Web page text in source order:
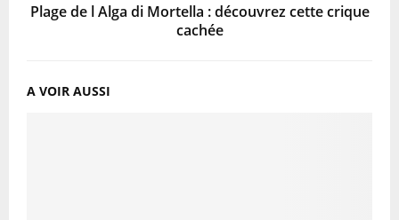
Plage de l Alga di Mortella : découvrez cette crique
cachée
A VOIR AUSSI